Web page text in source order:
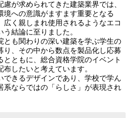
が求められてきた建築業界では、
境への意識がますます重要となる
広く親しまれ使用されるようなエコ
結論に至りました。
も関わりの深い建築を学ぶ学生の
り、その中から数点を製品化し応募
とともに、総合資格学院のイベント
したいと考えています。
きるデザインであり、学校で学ん
系ならではの「らしさ」が表現され